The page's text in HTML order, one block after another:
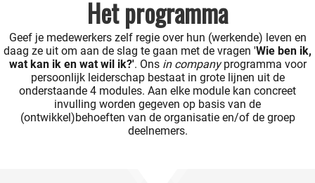
Het programma
Geef je medewerkers zelf regie over hun (werkende) leven en
daag ze uit om aan de slag te gaan met de vragen 'Wie ben ik,
wat kan ik en wat wil ik?'. Ons in companyprogramma voor
persoonlijk leiderschap bestaat in grote lijnen uit de
onderstaande 4 modules. Aan elke module kan concreet
invulling worden gegeven op basis van de
(ontwikkel)behoeften van de organisatie en/of de groep
deelnemers.